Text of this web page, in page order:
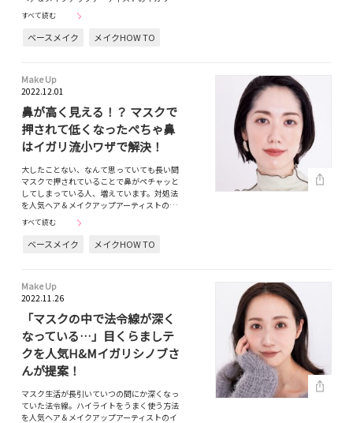
すべて読む
ベースメイク メイクHOW TO
Make Up
2022.12.01
鼻が高く見える！？ マスクで
押されて低くなったぺちゃ鼻
はイガリ流小ワザで解決！
大したことない、なんて思っていても長い間
マスクで押されていることで鼻がペチャッと
してしまっている人、増えています。対処法
を人気ヘア＆メイクアップアーティストの…
すべて読む
ベースメイク メイクHOW TO
Make Up
2022.11.26
「マスクの中で法令線が深く
なっている…」目くらましテ
クを人気H&Mイガリシノブさ
んが提案！
マスク生活が長引いていつの間にか深くなっ
ていた法令線。ハイライトをうまく使う方法
を人気ヘア＆メイクアップアーティストのイ